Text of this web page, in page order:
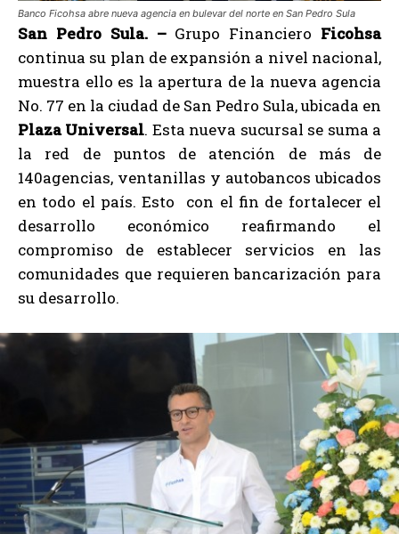
Banco Ficohsa abre nueva agencia en bulevar del norte en San Pedro Sula
San Pedro Sula. –Grupo Financiero Ficohsa
continua su plan de expansión a nivel nacional,
muestra ello es la apertura de la nueva agencia
No. 77 en la ciudad de San Pedro Sula, ubicada en
Plaza Universal. Esta nueva sucursal se suma a
la red de puntos de atención de más de
140agencias, ventanillas y autobancos ubicados
en todo el país. Esto con el fin de fortalecer el
desarrollo económico reafirmando el
compromiso de establecer servicios en las
comunidades que requieren bancarización para
su desarrollo.